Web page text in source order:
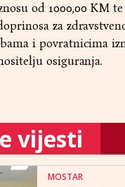
od 1000,00 KM
za
i povratnicima
osiguranja.
vijesti
MOSTAR